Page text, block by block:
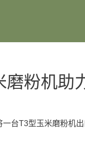
磨粉机助
一台T3型玉米磨粉机